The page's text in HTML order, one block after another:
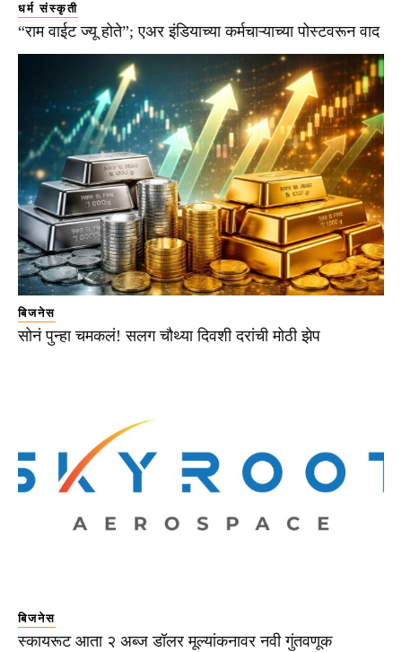
धर्म संस्कृती
“राम वाईट ज्यू होते”; एअर इंडियाच्या कर्मचाऱ्याच्या पोस्टवरून वाद
बिजनेस
सोनं पुन्हा चमकलं! सलग चौथ्या दिवशी दरांची मोठी झेप
बिजनेस
स्कायरूट आता २ अब्ज डॉलर मूल्यांकनावर नवी गुंतवणूक